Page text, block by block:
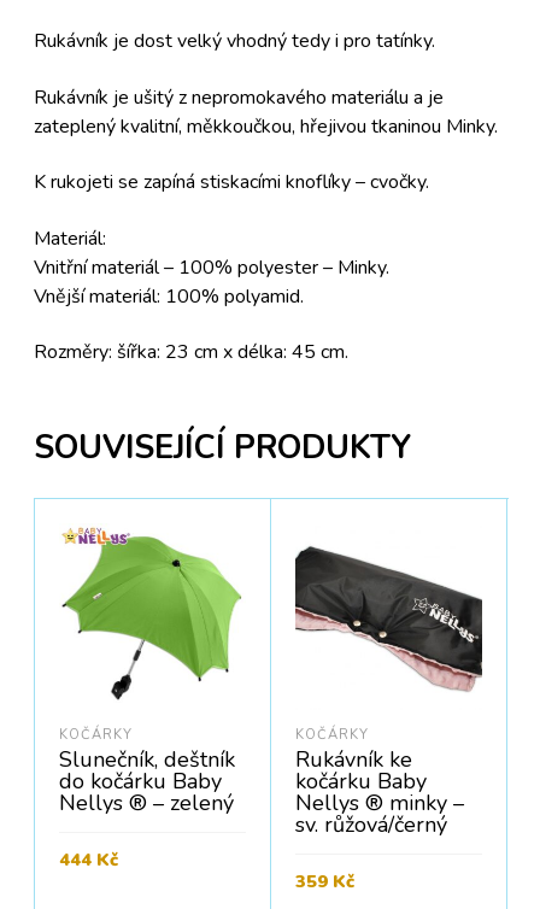
Rukávník je dost velký vhodný tedy i pro tatínky.
Rukávník je ušitý z nepromokavého materiálu a je
zateplený kvalitní, měkkoučkou, hřejivou tkaninou Minky.
K rukojeti se zapíná stiskacími knoflíky – cvočky.
Materiál:
Vnitřní materiál – 100% polyester – Minky.
Vnější materiál: 100% polyamid.
Rozměry: šířka: 23 cm x délka: 45 cm.
SOUVISEJÍCÍ PRODUKTY
KOČÁRKY
Slunečník, deštník
do kočárku Baby
Nellys ® – zelený
444 Kč
KOČÁRKY
Rukávník ke
kočárku Baby
Nellys ® minky –
sv. růžová/černý
359 Kč